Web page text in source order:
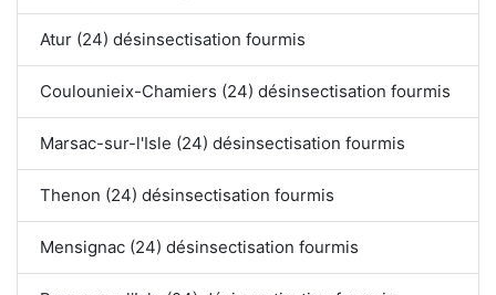
Atur (24) désinsectisation fourmis
Coulounieix-Chamiers (24) désinsectisation fourmis
Marsac-sur-l'Isle (24) désinsectisation fourmis
Thenon (24) désinsectisation fourmis
Mensignac (24) désinsectisation fourmis